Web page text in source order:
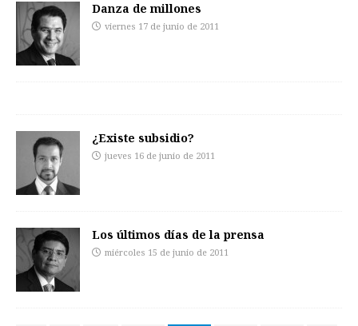
Danza de millones
viernes 17 de junio de 2011
¿Existe subsidio?
jueves 16 de junio de 2011
Los últimos días de la prensa
miércoles 15 de junio de 2011